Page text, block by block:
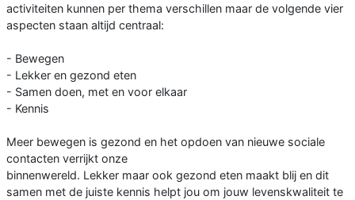
activiteiten kunnen per thema verschillen maar de volgende vier
aspecten staan altijd centraal:
- Bewegen
- Lekker en gezond eten
- Samen doen, met en voor elkaar
- Kennis
Meer bewegen is gezond en het opdoen van nieuwe sociale
contacten verrijkt onze
binnenwereld. Lekker maar ook gezond eten maakt blij en dit
samen met de juiste kennis helpt jou om jouw levenskwaliteit te